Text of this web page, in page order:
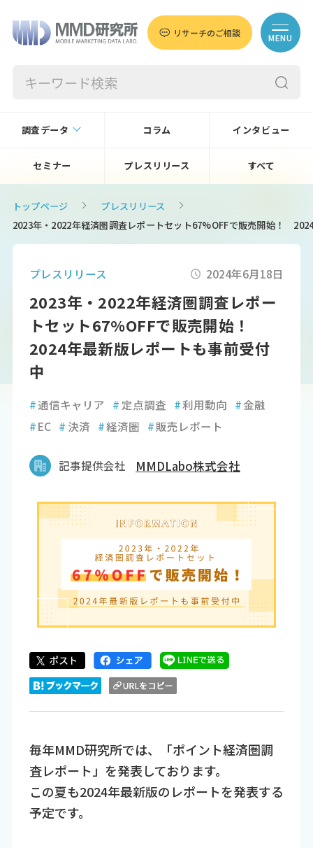
リサーチのご相談 MENU
調査データ コラム インタビュー
セミナー プレスリリース すべて
トップページ
プレスリリース
2023年・2022年経済圏調査レポートセット67%OFFで販売開始！
プレスリリース 2024年6月18日
2023年・2022年経済圏調査レポー
トセット67%OFFで販売開始！
2024年最新版レポートも事前受付
中
#通信キャリア # 定点調査 #利用動向 #金融
#EC # 決済 #経済圏 #販売レポート
記事提供会社 MMDLabo株式会社
毎年MMD研究所では、「ポイント経済圏調
査レポート」を発表しております。
この夏も2024年最新版のレポートを発表する
予定です。